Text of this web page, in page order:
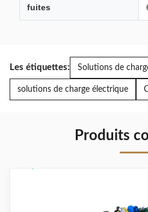
fuites
Les étiquettes: Solutions de
solutions de charge électrique
Produits